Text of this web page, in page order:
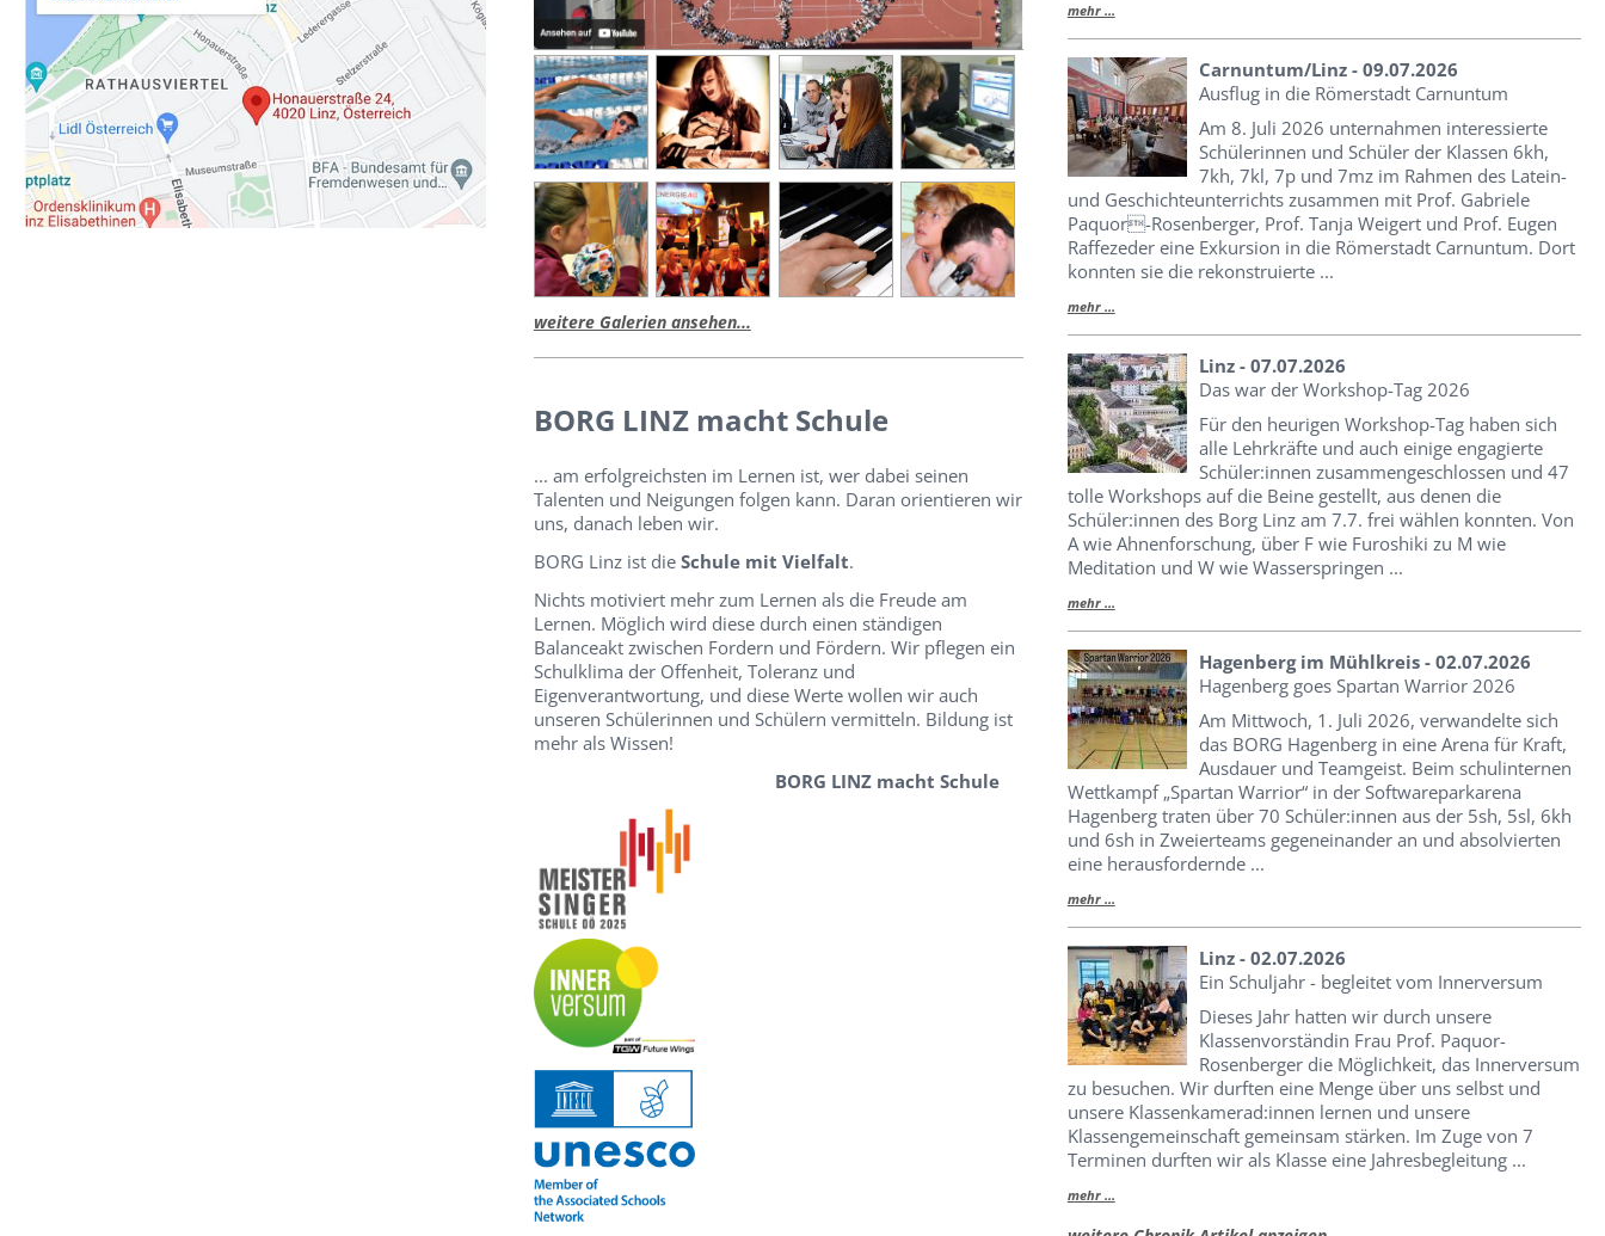
weitere Galerien ansehen...
BORG LINZ macht Schule
... am erfolgreichsten im Lernen ist, wer dabei seinen
Talenten und Neigungen folgen kann. Daran orientieren wir
uns, danach leben wir.
BORG Linz ist die Schule mit Vielfalt.
Nichts motiviert mehr zum Lernen als die Freude am
Lernen. Möglich wird diese durch einen ständigen
Balanceakt zwischen Fordern und Fördern. Wir pflegen ein
Schulklima der Offenheit, Toleranz und
Eigenverantwortung, und diese Werte wollen wir auch
unseren Schülerinnen und Schülern vermitteln. Bildung ist
mehr als Wissen!
BORG LINZ macht Schule
mehr ...
Carnuntum/Linz - 09.07.2026
Ausflug in die Römerstadt Carnuntum
Am 8. Juli 2026 unternahmen interessierte
Schülerinnen und Schüler der Klassen 6kh,
7kh, 7kl, 7p und 7mz im Rahmen des Latein-
und Geschichteunterrichts zusammen mit Prof. Gabriele
Paquor-Rosenberger, Prof. Tanja Weigert und Prof. Eugen
Raffezeder eine Exkursion in die Römerstadt Carnuntum. Dort
konnten sie die rekonstruierte ...
mehr ...
Linz - 07.07.2026
Das war der Workshop-Tag 2026
Für den heurigen Workshop-Tag haben sich
alle Lehrkräfte und auch einige engagierte
Schüler:innen zusammengeschlossen und 47
tolle Workshops auf die Beine gestellt, aus denen die
Schüler:innen des Borg Linz am 7.7. frei wählen konnten. Von
A wie Ahnenforschung, über F wie Furoshiki zu M wie
Meditation und W wie Wasserspringen ...
mehr ...
Hagenberg im Mühlkreis - 02.07.2026
Hagenberg goes Spartan Warrior 2026
Am Mittwoch, 1. Juli 2026, verwandelte sich
das BORG Hagenberg in eine Arena für Kraft,
Ausdauer und Teamgeist. Beim schulinternen
Wettkampf „Spartan Warrior“ in der Softwareparkarena
Hagenberg traten über 70 Schüler:innen aus der 5sh, 5sl, 6kh
und 6sh in Zweierteams gegeneinander an und absolvierten
eine herausfordernde ...
mehr ...
Linz - 02.07.2026
Ein Schuljahr - begleitet vom Innerversum
Dieses Jahr hatten wir durch unsere
Klassenvorständin Frau Prof. Paquor-
Rosenberger die Möglichkeit, das Innerversum
zu besuchen. Wir durften eine Menge über uns selbst und
unsere Klassenkamerad:innen lernen und unsere
Klassengemeinschaft gemeinsam stärken. Im Zuge von 7
Terminen durften wir als Klasse eine Jahresbegleitung ...
mehr ...